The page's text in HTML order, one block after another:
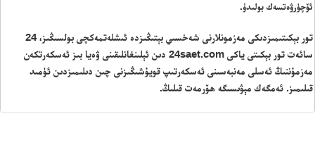
ئۆچۈرۋەتسەك بولىدۇ.
تور بېكىتىمىزدىكى مەزمونلارنى شەخسىي بېتىڭىزدە ئىشلەتمەكچى بولسىڭىز، 24
سائەت تور بېكىتى ياكى 24saet.com دىن ئېلىنغانلىقىنى ۋەيا بىز ئەسكەرتكەن
مەزمۇننىڭ ئەسلى مەنبەسىنى ئەسكەرتىپ قويۇشىڭىزنى چىن دىلىمىزدىن ئۈمىد
قىلىمىز. ئەمگەك مېۋىسىگە ھۆرمەت قىلىڭ.